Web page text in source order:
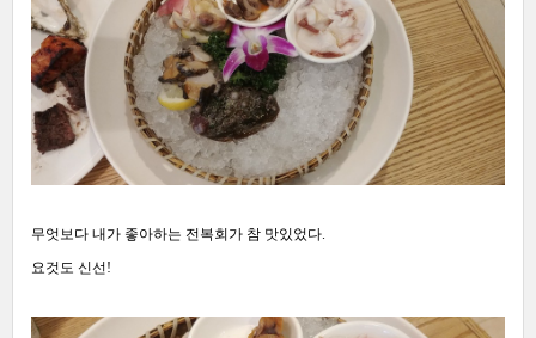
무엇보다 내가 좋아하는 전복회가 참 맛있었다.
요것도 신선!